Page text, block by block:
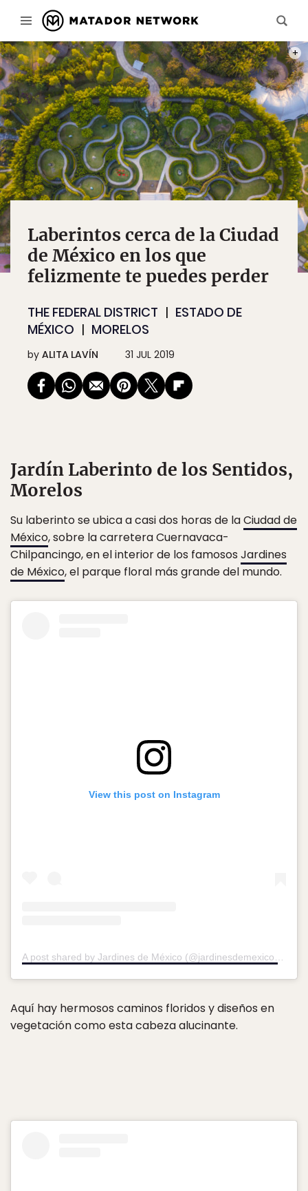
Laberintos cerca de la Ciudad
de México en los que
felizmente te puedes perder
THE FEDERAL DISTRICT
ESTADO DE
MÉXICO
MORELOS
by ALITA LAVÍN 31 JUL 2019
Jardín Laberinto de los Sentidos,
Morelos
Su laberinto se ubica a casi dos horas de laCiudad de
México, sobre la carretera Cuernavaca-
Chilpancingo, en el interior de los famosos Jardines
de México, el parque floral más grande del mundo.
View this post on Instagram
A post shared by Jardines de México (@jardinesdemexico)on
Aquí hay hermosos caminos floridos y diseños en
vegetación como esta cabeza alucinante.